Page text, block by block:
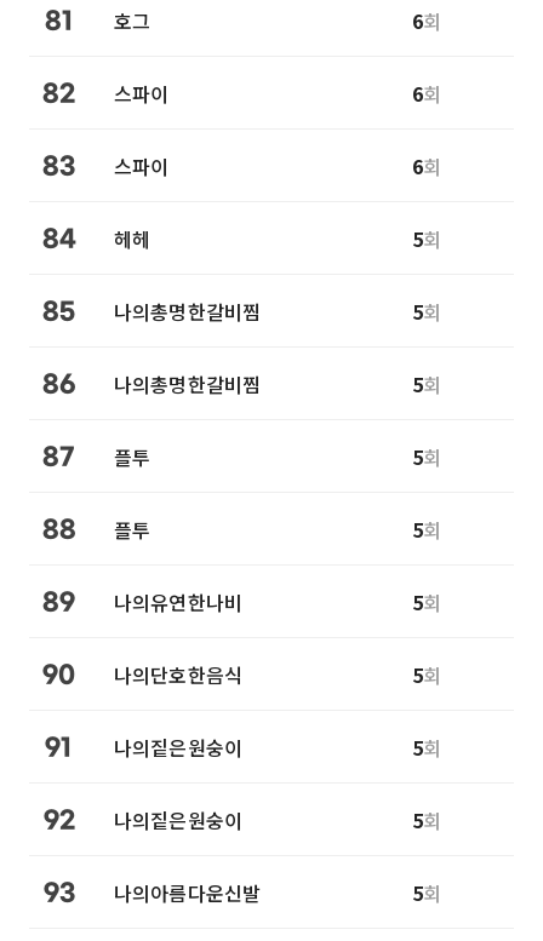
81 호그 6회
82 스파이 6회
83 스파이 6회
84 헤헤 5회
85 나의총명한갈비찜 5회
86 나의총명한갈비찜 5회
87 플투 5회
88 플투 5회
89 나의유연한나비 5회
90 나의단호한음식 5회
91 나의짙은원숭이 5회
92 나의짙은원숭이 5회
93 나의아름다운신발 5회